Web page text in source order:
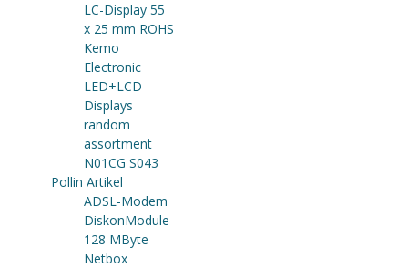
LC-Display 55
x 25 mm ROHS
Kemo
Electronic
LED+LCD
Displays
random
assortment
N01CG S043
Pollin Artikel
ADSL-Modem
DiskonModule
128 MByte
Netbox